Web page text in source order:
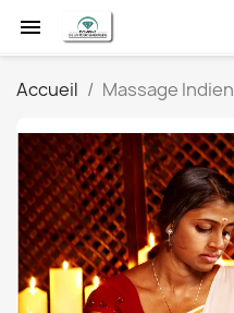

Accueil Massage